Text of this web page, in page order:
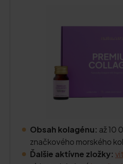
Obsah kolagénu: až 10
značkového morského
Ďalšie aktívne zložky: